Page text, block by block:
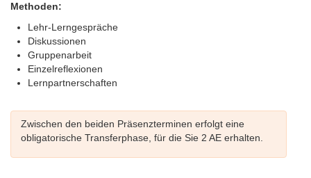
Methoden:
Lehr-Lerngespräche
Diskussionen
Gruppenarbeit
Einzelreflexionen
Lernpartnerschaften
Zwischen den beiden Präsenzterminen erfolgt eine
obligatorische Transferphase, für die Sie 2 AE erhalten.